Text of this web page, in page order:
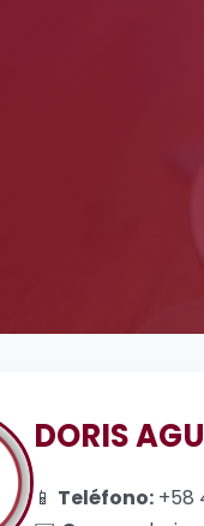
DORIS
📱 Teléfono: +58